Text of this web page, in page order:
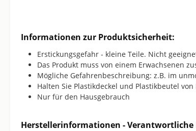
Informationen zur Produktsicherheit:
Erstickungsgefahr - kleine Teile. Nicht
Das Produkt muss von einem Erwachsenen
Mögliche Gefahrenbeschreibung: z.B. im
Halten Sie Plastikdeckel und Plastikbeutel
Nur für den Hausgebrauch
Herstellerinformationen - Verantwortliche